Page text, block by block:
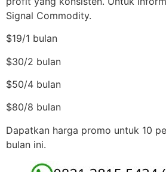
Signal Commodity.
$19/1 bulan
$30/2 bulan
$50/4 bulan
$80/8 bulan
Dapatkan harga promo untuk 10
bulan ini.